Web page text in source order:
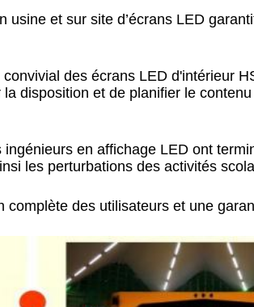
et sur site d’écrans LED
des écrans LED d'intérieur
disposition et de planifier le
en affichage LED ont
les perturbations des activités
des utilisateurs et une